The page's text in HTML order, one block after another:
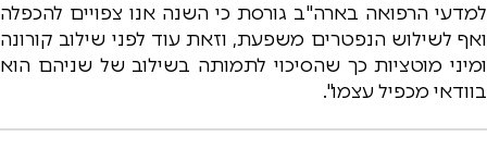
למדעי הרפואה בארה"ב גורסת כי השנה אנו צפויים להכפלה
ואף לשילוש הנפטרים משפעת, וזאת עוד לפני שילוב קורונה
ומיני מוטציות כך שהסיכוי לתמותה בשילוב של שניהם הוא
בוודאי מכפיל עצמו".